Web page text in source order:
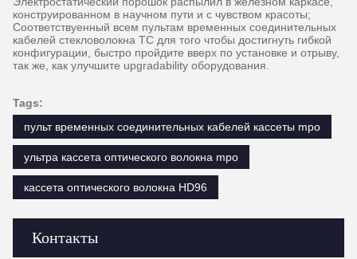
Контакты
конструированном в научном пути и с чувством красоты;
Соответствуенный всем пультам временных соединительных
кабелей стекловолокна TC для того чтобы достигнуть гибкой
конфигурации, быстро пройдите вверх по установке и отрыву,
так же, как улучшите upgradability оборудования.
Tags:
пульт временных соединительных кабелей кассеты mpo
ультра кассета оптического волокна mpo
кассета оптического волокна HD96